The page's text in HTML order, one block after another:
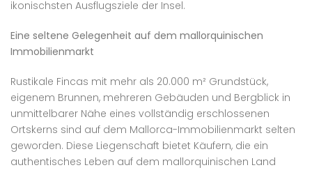
ikonischsten Ausflugsziele der Insel.
Eine seltene Gelegenheit auf dem mallorquinischen
Immobilienmarkt
Rustikale Fincas mit mehr als 20.000 m² Grundstück,
eigenem Brunnen, mehreren Gebäuden und Bergblick in
unmittelbarer Nähe eines vollständig erschlossenen
Ortskerns sind auf dem Mallorca-Immobilienmarkt selten
geworden. Diese Liegenschaft bietet Käufern, die ein
authentisches Leben auf dem mallorquinischen Land